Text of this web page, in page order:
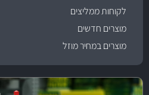
לקוחות ממליצים
מוצרים חדשים
מוצרים במחיר מוזל